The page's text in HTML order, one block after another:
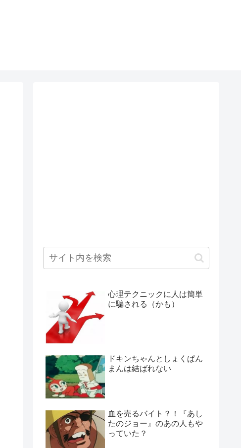
心理テクニックに人は簡単
に騙される（かも）
ドキンちゃんとしょくぱん
まんは結ばれない
血を売るバイト？！『あし
たのジョー』のあの人もや
っていた？